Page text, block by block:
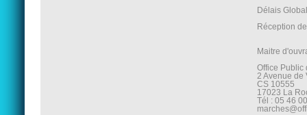
Délais
Réception
Maitre
Office Public
2 Avenue de
CS 10555
17023 La
Tél : 05 46